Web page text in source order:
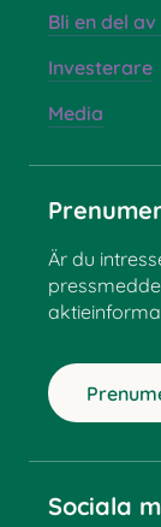
Bli en del av
Investerare
Media
Är du
Sociala